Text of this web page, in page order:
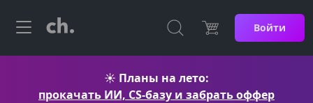
Войти
☀️ Планы на лето:
прокачать ИИ, CS-базу и забрать оффер